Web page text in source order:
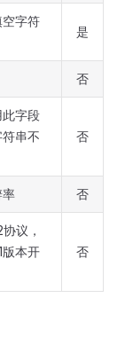
字符
是
否
字段
串不
否
率 否
议，
版本开
否